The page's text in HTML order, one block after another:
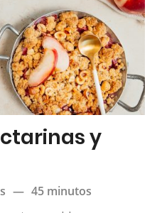
y
— 45 minutos